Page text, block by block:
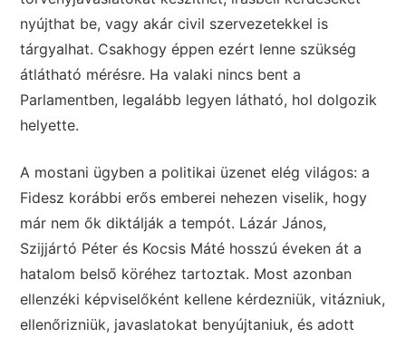
nyújthat be, vagy akár civil szervezetekkel is
tárgyalhat. Csakhogy éppen ezért lenne szükség
átlátható mérésre. Ha valaki nincs bent a
Parlamentben, legalább legyen látható, hol dolgozik
helyette.
A mostani ügyben a politikai üzenet elég világos: a
Fidesz korábbi erős emberei nehezen viselik, hogy
már nem ők diktálják a tempót. Lázár János,
Szijjártó Péter és Kocsis Máté hosszú éveken át a
hatalom belső köréhez tartoztak. Most azonban
ellenzéki képviselőként kellene kérdezniük, vitázniuk,
ellenőrizniük, javaslatokat benyújtaniuk, és adott